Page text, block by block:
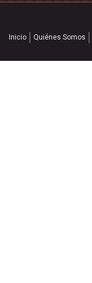
Inicio Quiénes Somos